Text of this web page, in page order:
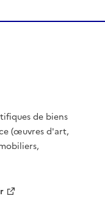
de biens
(œuvres d'art,